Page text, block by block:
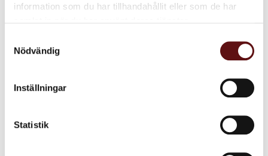
information som du har tillhandahållit eller som de har
Nödvändig
Inställningar
Statistik
Omdömen